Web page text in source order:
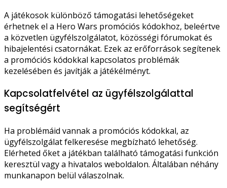
A játékosok különböző támogatási lehetőségeket
érhetnek el a Hero Wars promóciós kódokhoz, beleértve
a közvetlen ügyfélszolgálatot, közösségi fórumokat és
hibajelentési csatornákat. Ezek az erőforrások segítenek
a promóciós kódokkal kapcsolatos problémák
kezelésében és javítják a játékélményt.
Kapcsolatfelvétel az ügyfélszolgálattal
segítségért
Ha problémáid vannak a promóciós kódokkal, az
ügyfélszolgálat felkeresése megbízható lehetőség.
Elérheted őket a játékban található támogatási funkción
keresztül vagy a hivatalos weboldalon. Általában néhány
munkanapon belül válaszolnak.